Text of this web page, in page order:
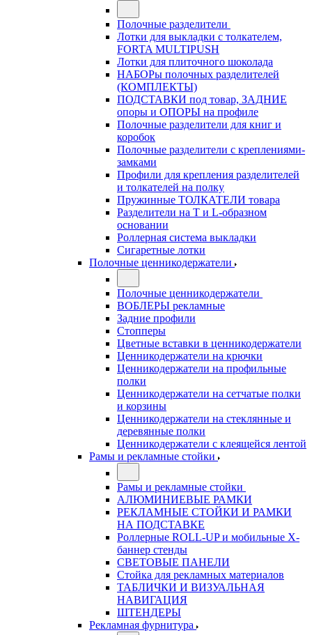
Полочные разделители
Лотки для выкладки с толкателем,
FORTA MULTIPUSH
Лотки для плиточного шоколада
НАБОРы полочных разделителей
(КОМПЛЕКТЫ)
ПОДСТАВКИ под товар, ЗАДНИЕ
опоры и ОПОРЫ на профиле
Полочные разделители для книг и
коробок
Полочные разделители с креплениями-
замками
Профили для крепления разделителей
и толкателей на полку
Пружинные ТОЛКАТЕЛИ товара
Разделители на Т и L-образном
основании
Роллерная система выкладки
Сигаретные лотки
Полочные ценникодержатели
Полочные ценникодержатели
ВОБЛЕРЫ рекламные
Задние профили
Стопперы
Цветные вставки в ценникодержатели
Ценникодержатели на крючки
Ценникодержатели на профильные
полки
Ценникодержатели на сетчатые полки
и корзины
Ценникодержатели на стеклянные и
деревянные полки
Ценникодержатели с клеящейся лентой
Рамы и рекламные стойки
Рамы и рекламные стойки
АЛЮМИНИЕВЫЕ РАМКИ
РЕКЛАМНЫЕ СТОЙКИ И РАМКИ
НА ПОДСТАВКЕ
Роллерные ROLL-UP и мобильные X-
баннер стенды
СВЕТОВЫЕ ПАНЕЛИ
Стойка для рекламных материалов
ТАБЛИЧКИ И ВИЗУАЛЬНАЯ
НАВИГАЦИЯ
ШТЕНДЕРЫ
Рекламная фурнитура